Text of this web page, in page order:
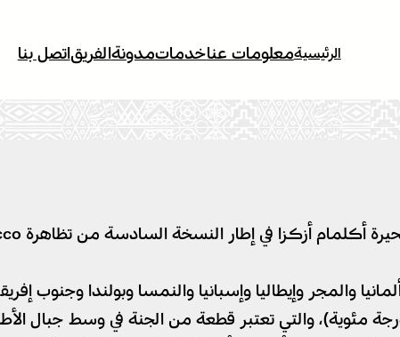
الرئيسيةمعلومات عناخدماتمدونةالفريقاتصل بنا
والمجر وإيطاليا وإسبانيا والنمسا وبولندا وجنوب